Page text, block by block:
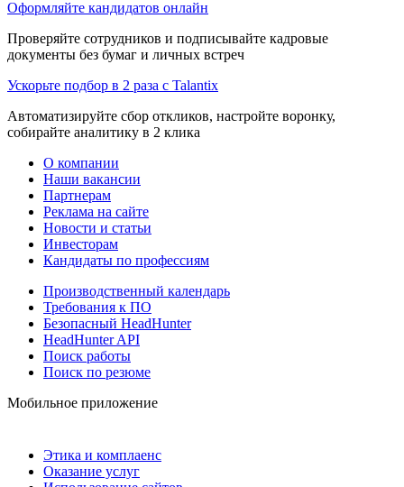
Оформляйте кандидатов онлайн
Проверяйте сотрудников и подписывайте кадровые
документы без бумаг и личных встреч
Ускорьте подбор в 2 раза с Talantix
Автоматизируйте сбор откликов, настройте воронку,
собирайте аналитику в 2 клика
О компании
Наши вакансии
Партнерам
Реклама на сайте
Новости и статьи
Инвесторам
Кандидаты по профессиям
Производственный календарь
Требования к ПО
Безопасный HeadHunter
HeadHunter API
Поиск работы
Поиск по резюме
Мобильное приложение
Этика и комплаенс
Оказание услуг